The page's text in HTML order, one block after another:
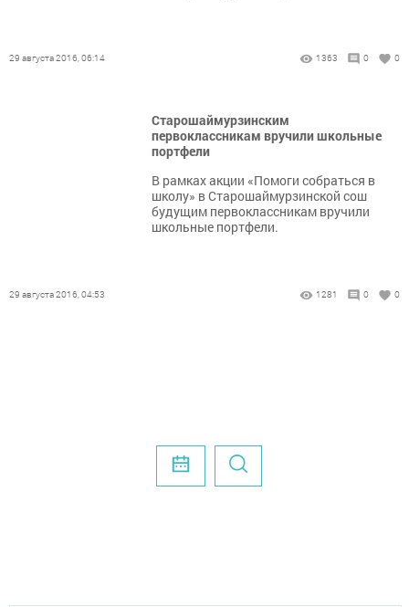
29 августа 2016, 06:14 1363 0 0
Старошаймурзинским
первоклассникам вручили школьные
портфели
В рамках акции «Помоги собраться в
школу» в Старошаймурзинской сош
будущим первоклассникам вручили
школьные портфели.
29 августа 2016, 04:53 1281 0 0